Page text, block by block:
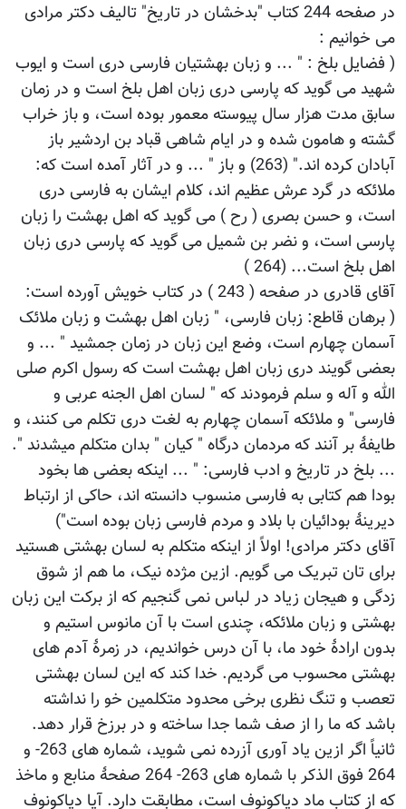
در صفحه 244 کتاب "بدخشان در تاریخ" تالیف دکتر مرادی
می خوانیم :
( فضایل بلخ : " ... و زبان بهشتیان فارسی دری است و ایوب
شهید می گوید که پارسی دری زبان اهل بلخ است و در زمان
سابق مدت هزار سال پیوسته معمور بوده است، و باز خراب
گشته و هامون شده و در ایام شاهی قباد بن اردشیر باز
آبادان کرده اند." (263) و باز " ... و در آثار آمده است که:
ملائکه در گرد عرش عظیم اند، کلام ایشان به فارسی دری
است، و حسن بصری ( رح ) می گوید که اهل بهشت را زبان
پارسی است، و نضر بن شمیل می گوید که پارسی دری زبان
اهل بلخ است... (264 )
آقای قادری در صفحه ( 243 ) در کتاب خویش آورده است:
( برهان قاطع: زبان فارسی، " زبان اهل بهشت و زبان ملائک
آسمان چهارم است، وضع این زبان در زمان جمشید " ... و
بعضی گویند دری زبان اهل بهشت است که رسول اکرم صلی
الله و آله و سلم فرمودند که " لسان اهل الجنه عربی و
فارسی" و ملائکه آسمان چهارم به لغت دری تکلم می کنند، و
طایفۀ بر آنند که مردمان درگاه " کیان " بدان متکلم میشدند ".
... بلخ در تاریخ و ادب فارسی: " ... اینکه بعضی ها بخود
بودا هم کتابی به فارسی منسوب دانسته اند، حاکی از ارتباط
دیرینۀ بودائیان با بلاد و مردم فارسی زبان بوده است")
آقای دکتر مرادی! اولاً از اینکه متکلم به لسان بهشتی هستید
برای تان تبریک می گویم. ازین مژده نیک، ما هم از شوق
زدگی و هیجان زیاد در لباس نمی گنجیم که از برکت این زبان
بهشتی و زبان ملائکه، چندی است با آن مانوس استیم و
بدون ارادۀ خود ما، با آن درس خواندیم، در زمرۀ آدم های
بهشتی محسوب می گردیم. خدا کند که این لسان بهشتی
تعصب و تنگ نظری برخی محدود متکلمین خو را نداشته
باشد که ما را از صف شما جدا ساخته و در برزخ قرار دهد.
ثانیاً اگر ازین یاد آوری آزرده نمی شوید، شماره های 263- و
264 فوق الذکر با شماره های 263- 264 صفحۀ منابع و ماخذ
که از کتاب ماد دیاکونوف است، مطابقت دارد. آیا دیاکونوف